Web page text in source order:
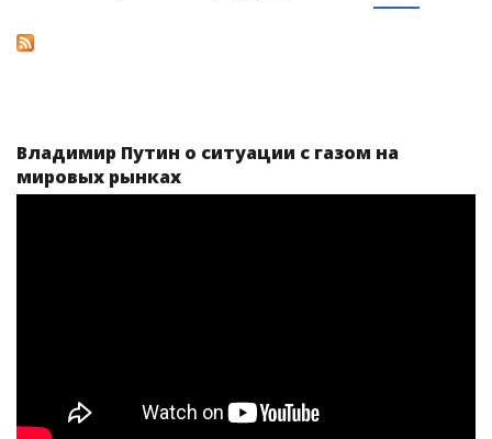
Владимир Путин о ситуации с газом на
мировых рынках